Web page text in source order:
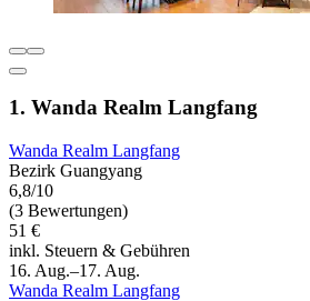
1. Wanda Realm Langfang
Wanda Realm Langfang
Bezirk Guangyang
6,8/10
(3 Bewertungen)
51 €
inkl. Steuern & Gebühren
16. Aug.–17. Aug.
Wanda Realm Langfang